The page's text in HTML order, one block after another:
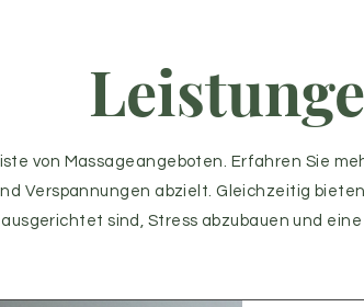
von Massageangeboten. Erfahren Sie
Verspannungen abzielt. Gleichzeitig
sind, Stress abzubauen und